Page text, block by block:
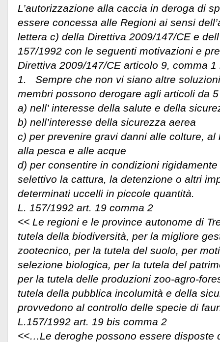
L’autorizzazione alla caccia in deroga di
essere concessa alle Regioni ai sensi
lettera c) della Direttiva 2009/147/CE e
157/1992 con le seguenti motivazioni e
Direttiva 2009/147/CE articolo 9, comma
1. Sempre che non vi siano altre
membri possono derogare agli articoli da
a) nell’ interesse della salute e della
b) nell’interesse della sicurezza aerea
c) per prevenire gravi danni alle colture,
alla pesca e alle acque
d) per consentire in condizioni
selettivo la cattura, la detenzione o altri
determinati uccelli in piccole quantità.
L. 157/1992 art. 19 comma 2
<< Le regioni e le province autonome di
tutela della biodiversità, per la migliore
zootecnico, per la tutela del suolo, per
selezione biologica, per la tutela del
per la tutela delle produzioni zoo-agro-
tutela della pubblica incolumità e della
provvedono al controllo delle specie di
L.157/1992 art. 19 bis comma 2
<<…Le deroghe possono essere disposte